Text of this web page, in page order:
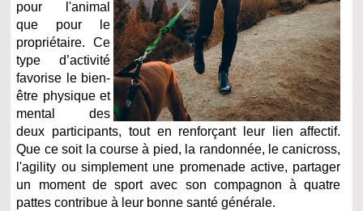
pour l'animal
que pour le
propriétaire. Ce
type d’activité
favorise le bien-
être physique et
mental des
deux participants, tout en renforçant leur lien affectif.
Que ce soit la course à pied, la randonnée, le canicross,
l'agility ou simplement une promenade active, partager
un moment de sport avec son compagnon à quatre
pattes contribue à leur bonne santé générale.